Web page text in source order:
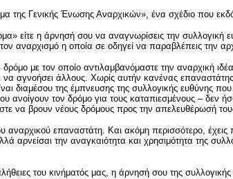
της Γενικής Ένωσης Αναρχικών», ένα σχέδιο που
είτε η άρνησή σου να αναγνωρίσεις την
αναρχισμό η οποία σε οδηγεί να παραβλέπεις την
με τον οποίο αντιλαμβανόμαστε την αναρχική
αγνοήσει άλλους. Χωρίς αυτήν κανένας
διαμέσου της έμπνευσης της συλλογικής
ανοίγουν τον δρόμο για τους καταπιεσμένους – δεν
να βρουν νέους δρόμους προς την απελευθέρωσή
αναρχικού επαναστάτη. Και ακόμη περισσότερο,
αρνείσαι την αναγκαιότητα και χρησιμότητα της
του κινήματός μας, η άρνησή σου της